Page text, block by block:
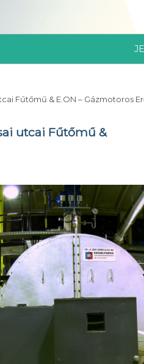
Fűtőmű & E.ON – Gázmotoros
utcai Fűtőmű &